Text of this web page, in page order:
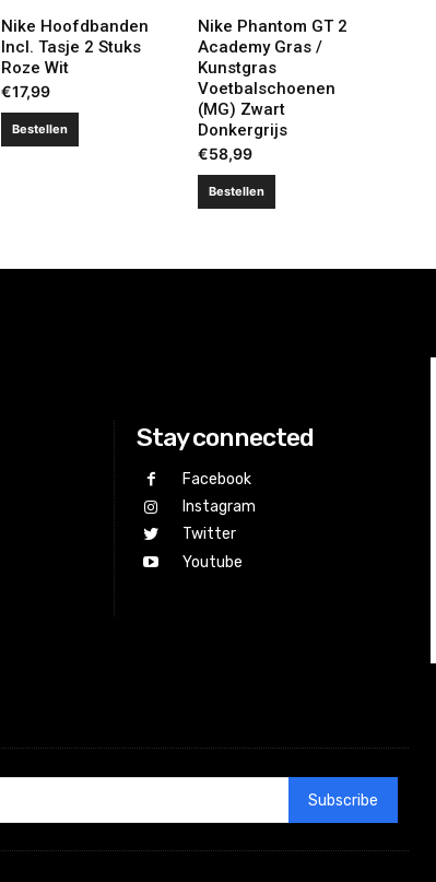
Nike Hoofdbanden
Incl. Tasje 2 Stuks
Roze Wit
€17,99
Bestellen
Nike Phantom GT 2
Academy Gras /
Kunstgras
Voetbalschoenen
(MG) Zwart
Donkergrijs
€58,99
Bestellen
Stay connected
Facebook
Instagram
Twitter
Youtube
Subscribe